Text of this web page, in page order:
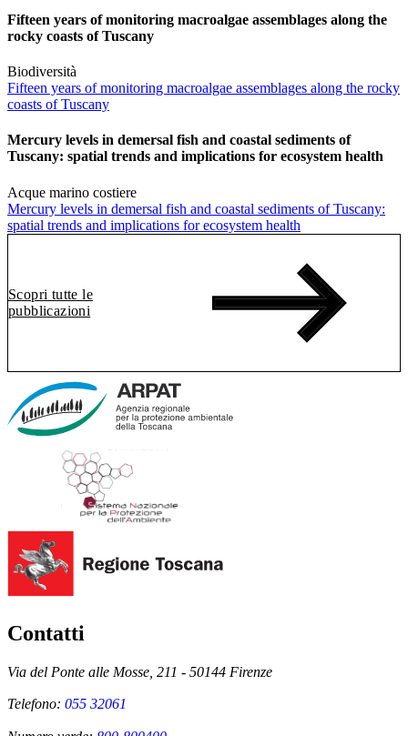
Fifteen years of monitoring macroalgae assemblages along the
rocky coasts of Tuscany
Biodiversità
Fifteen years of monitoring macroalgae assemblages along the rocky
coasts of Tuscany
Mercury levels in demersal fish and coastal sediments of
Tuscany: spatial trends and implications for ecosystem health
Acque marino costiere
Mercury levels in demersal fish and coastal sediments of Tuscany:
spatial trends and implications for ecosystem health
Scopri tutte le
pubblicazioni
Contatti
Via del Ponte alle Mosse, 211 - 50144 Firenze
Telefono: 055 32061